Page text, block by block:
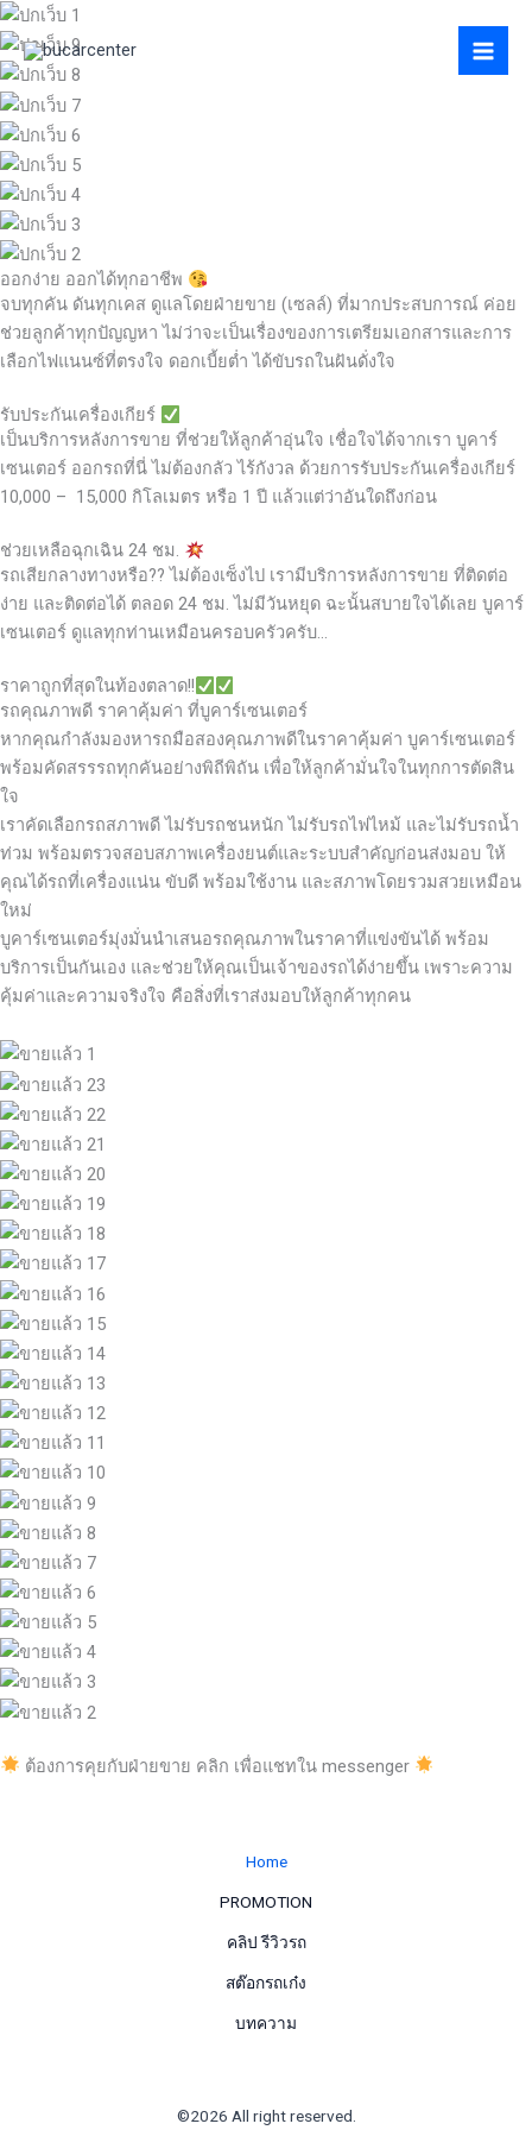
Skip
to
content
ออกง่าย ออกได้ทุกอาชีพ
จบทุกคัน ดันทุกเคส ดูแลโดยฝ่ายขาย (เซลล์) ที่มากประสบการณ์ ค่อย
ช่วยลูกค้าทุกปัญญหา ไม่ว่าจะเป็นเรื่องของการเตรียมเอกสารและการ
เลือกไฟแนนซ์ที่ตรงใจ ดอกเบี้ยต่ำ ได้ขับรถในฝันดั่งใจ
รับประกันเครื่องเกียร์
เป็นบริการหลังการขาย ที่ช่วยให้ลูกค้าอุ่นใจ เชื่อใจได้จากเรา บูคาร์
เซนเตอร์ ออกรถที่นี่ ไม่ต้องกลัว ไร้กังวล ด้วยการรับประกันเครื่องเกียร์
10,000 – 15,000 กิโลเมตร หรือ 1 ปี แล้วแต่ว่าอันใดถึงก่อน
ช่วยเหลือฉุกเฉิน 24 ชม.
รถเสียกลางทางหรือ?? ไม่ต้องเซ็งไป เรามีบริการหลังการขาย ที่ติดต่อ
ง่าย และติดต่อได้ ตลอด 24 ชม. ไม่มีวันหยุด ฉะนั้นสบายใจได้เลย บูคาร์
เซนเตอร์ ดูแลทุกท่านเหมือนครอบครัวครับ…
ราคาถูกที่สุดในท้องตลาด!!
รถคุณภาพดี ราคาคุ้มค่า ที่บูคาร์เซนเตอร์
หากคุณกำลังมองหารถมือสองคุณภาพดีในราคาคุ้มค่า บูคาร์เซนเตอร์
พร้อมคัดสรรรถทุกคันอย่างพิถีพิถัน เพื่อให้ลูกค้ามั่นใจในทุกการตัดสิน
ใจ
เราคัดเลือกรถสภาพดี ไม่รับรถชนหนัก ไม่รับรถไฟไหม้ และไม่รับรถน้ำ
ท่วม พร้อมตรวจสอบสภาพเครื่องยนต์และระบบสำคัญก่อนส่งมอบ ให้
คุณได้รถที่เครื่องแน่น ขับดี พร้อมใช้งาน และสภาพโดยรวมสวยเหมือน
ใหม่
บูคาร์เซนเตอร์มุ่งมั่นนำเสนอรถคุณภาพในราคาที่แข่งขันได้ พร้อม
บริการเป็นกันเอง และช่วยให้คุณเป็นเจ้าของรถได้ง่ายขึ้น เพราะความ
คุ้มค่าและความจริงใจ คือสิ่งที่เราส่งมอบให้ลูกค้าทุกคน
ต้องการคุยกับฝ่ายขาย คลิก เพื่อแชทใน messenger
Home
PROMOTION
คลิป รีวิวรถ
สต๊อกรถเก๋ง
บทความ
©2026 All right reserved.